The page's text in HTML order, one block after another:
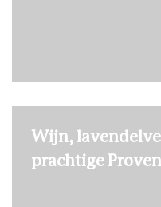
Wijn,
prachtige